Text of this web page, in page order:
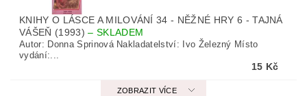
KNIHY O LÁSCE A MILOVÁNÍ 34 - NĚŽNÉ HRY 6 - TAJNÁ
VÁŠEŇ (1993)– SKLADEM
Autor: Donna Sprinová Nakladatelství: Ivo Železný Místo
vydání:...
15 Kč
ZOBRAZIT VÍCE